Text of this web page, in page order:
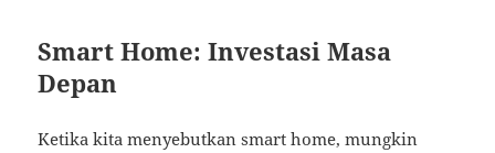
Smart Home: Investasi Masa
Depan
Ketika kita menyebutkan smart home, mungkin